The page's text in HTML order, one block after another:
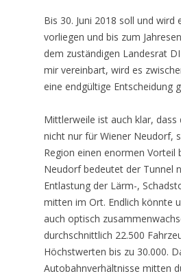
Bis 30. Juni 2018 soll und
vorliegen und bis zum
dem zuständigen Landesrat
mir vereinbart, wird es
eine endgültige Entscheidung
Mittlerweile ist auch klar,
nicht nur für Wiener Neudorf,
Region einen enormen Vorteil
Neudorf bedeutet der Tunnel
Entlastung der Lärm-,
mitten im Ort. Endlich könnte
auch optisch
durchschnittlich 22.500
Höchstwerten bis zu 30.000.
Autobahnverhältnisse mitten